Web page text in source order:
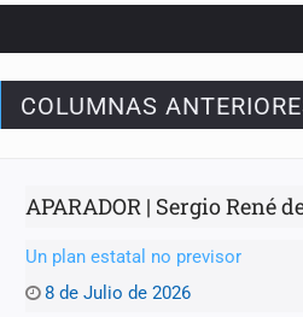
COLUMNAS
APARADOR | Sergio René
Un plan estatal no previsor
8 de Julio de 2026